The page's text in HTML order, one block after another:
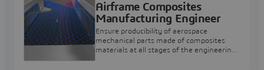
Airframe Composites
Manufacturing Engineer
Ensure producibility of aerospace
mechanical parts made of composites
materials at all stages of the engineering